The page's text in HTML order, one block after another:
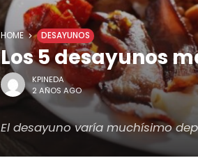
HOME DESAYUNOS
Los 5 desayunos
KPINEDA
2 AÑOS AGO
El desayuno varía muchísimo